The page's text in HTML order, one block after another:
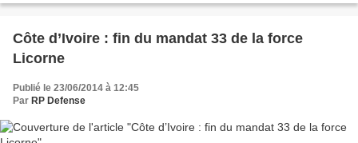
Côte d’Ivoire : fin du mandat 33 de la force
Licorne
Publié le 23/06/2014 à 12:45
Par RP Defense